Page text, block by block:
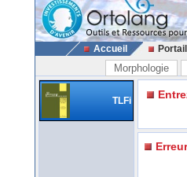
Accueil
Morphologie
TLFi
Erreur